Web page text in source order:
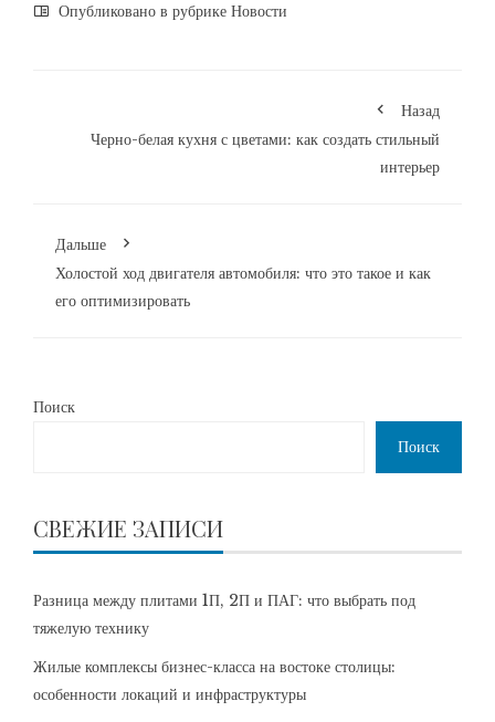
Опубликовано в рубрике Новости
Назад
Черно-белая кухня с цветами: как создать стильный
интерьер
Дальше
Холостой ход двигателя автомобиля: что это такое и как
его оптимизировать
Поиск
Поиск
СВЕЖИЕ ЗАПИСИ
Разница между плитами 1П, 2П и ПАГ: что выбрать под
тяжелую технику
Жилые комплексы бизнес-класса на востоке столицы:
особенности локаций и инфраструктуры